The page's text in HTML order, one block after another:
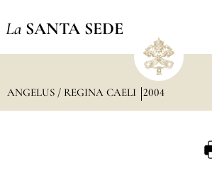
La SANTA SEDE
ANGELUS / REGINA CAELI 2004